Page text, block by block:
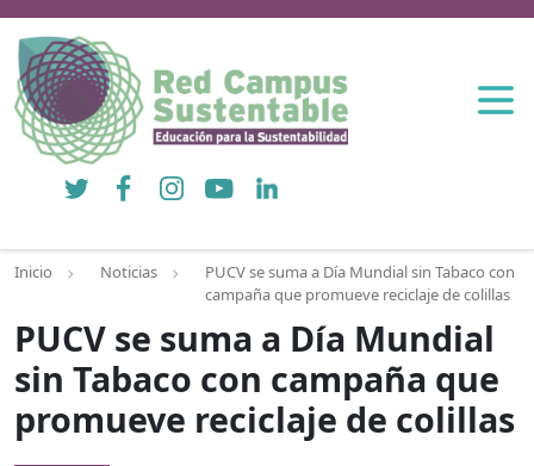
Twitter FacebookInstagramYouTubeLinkedIn
Inicio Noticias
PUCV se suma a Día Mundial sin Tabaco con
campaña que promueve reciclaje de colillas
PUCV se suma a Día Mundial
sin Tabaco con campaña que
promueve reciclaje de colillas